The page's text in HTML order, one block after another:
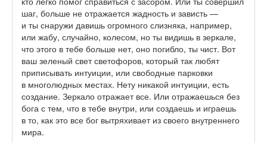
шаг, больше не отражается жадность и зависть —
и ты снаружи давишь огромного слизняка, например,
или жабу, случайно, колесом, но ты видишь в зеркале,
что этого в тебе больше нет, оно погибло, ты чист. Вот
ваш зеленый свет светофоров, который так любят
приписывать интуиции, или свободные парковки
в многолюдных местах. Нету никакой интуиции, есть
создание. Зеркало отражает все. Или отражаешься без
бога с тем, что в тебе внутри, или создаешь и играешь
в то, как это все бог вытряхивает из своего внутреннего
мира.